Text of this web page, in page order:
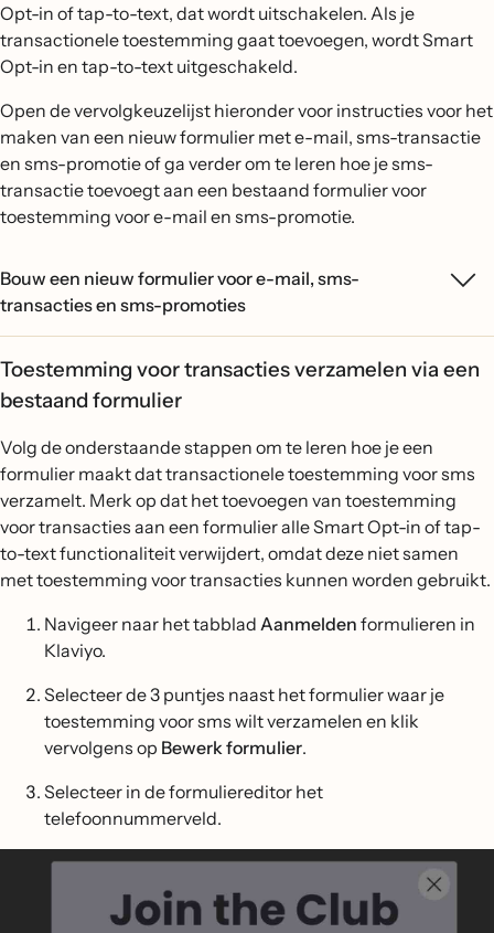
Opt-in of tap-to-text, dat wordt uitschakelen. Als je
transactionele toestemming gaat toevoegen, wordt Smart
Opt-in en tap-to-text uitgeschakeld.
Open de vervolgkeuzelijst hieronder voor instructies voor het
maken van een nieuw formulier met e-mail, sms-transactie
en sms-promotie of ga verder om te leren hoe je sms-
transactie toevoegt aan een bestaand formulier voor
toestemming voor e-mail en sms-promotie.
Bouw een nieuw formulier voor e-mail, sms-
transacties en sms-promoties
Toestemming voor transacties verzamelen via een
bestaand formulier
Volg de onderstaande stappen om te leren hoe je een
formulier maakt dat transactionele toestemming voor sms
verzamelt. Merk op dat het toevoegen van toestemming
voor transacties aan een formulier alle Smart Opt-in of tap-
to-text functionaliteit verwijdert, omdat deze niet samen
met toestemming voor transacties kunnen worden gebruikt.
Navigeer naar het tabblad Aanmelden formulieren in
Klaviyo.
Selecteer de 3 puntjes naast het formulier waar je
toestemming voor sms wilt verzamelen en klik
vervolgens op Bewerk formulier.
Selecteer in de formuliereditor het
telefoonnummerveld.